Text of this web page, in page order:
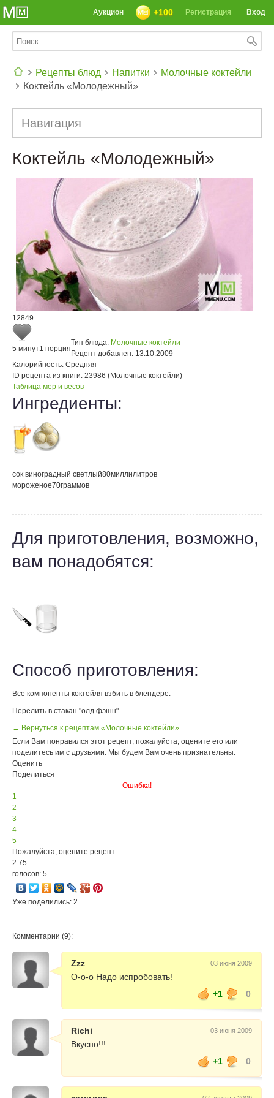
Вход
Регистрация
+100
Аукцион
Рецепты блюд Напитки
Молочные коктейли
Коктейль «Молодежный»
Навигация
Коктейль «Молодежный»
12849
5 минут1 порция
Тип блюда: Молочные коктейли
Рецепт добавлен: 13.10.2009
Калорийность: Средняя
ID рецепта из книги: 23986 (Молочные коктейли)
Таблица мер и весов
Ингредиенты:
сок виноградный светлый80миллилитров
мороженое70граммов
Для приготовления, возможно,
вам понадобятся:
Способ приготовления:
Все компоненты коктейля взбить в блендере.
Перелить в стакан "олд фэшн".
← Вернуться к рецептам «Молочные коктейли»
Если Вам понравился этот рецепт, пожалуйста, оцените его или
поделитесь им с друзьями. Мы будем Вам очень признательны.
Оценить
Поделиться
Ошибка!
1
2
3
4
5
Пожалуйста, оцените рецепт
2.75
голосов: 5
Уже поделились: 2
Комментарии (9):
Zzz 03 июня 2009
О-о-о Надо испробовать!
+1
0
Richi 03 июня 2009
Вкусно!!!
+1
0